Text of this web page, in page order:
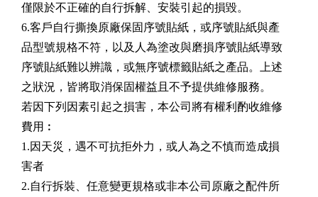
僅限於不正確的自行拆解、安裝引起的損毀。
6.客戶自行撕換原廠保固序號貼紙，或序號貼紙與產
品型號規格不符，以及人為塗改與磨損序號貼紙導致
序號貼紙難以辨識，或無序號標籤貼紙之產品。上述
之狀況，皆將取消保固權益且不予提供維修服務。
若因下列因素引起之損害，本公司將有權利酌收維修
費用︰
1.因天災，遇不可抗拒外力，或人為之不慎而造成損
害者
2.自行拆裝、任意變更規格或非本公司原廠之配件所